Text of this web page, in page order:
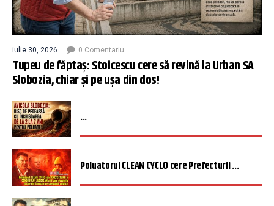
iulie 30, 2026 0 Comentariu
Tupeu de făptaș: Stoicescu cere să revină la Urban SA
Slobozia, chiar și pe ușa din dos!
...
Poluatorul CLEAN CYCLO cere Prefecturii ...